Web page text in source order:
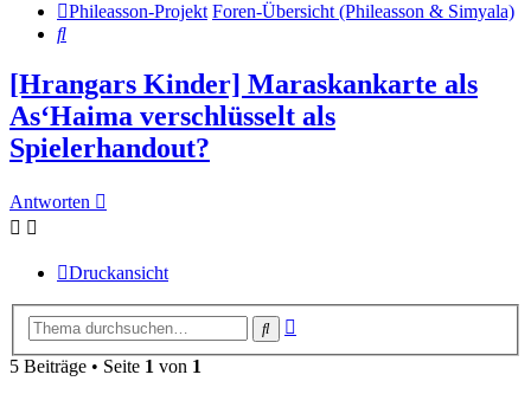
Phileasson-Projekt Foren-Übersicht (Phileasson & Simyala)
Suche
[Hrangars Kinder] Maraskankarte als
As‘Haima verschlüsselt als
Spielerhandout?
Antworten
Druckansicht
Suche
5 Beiträge • Seite 1 von 1